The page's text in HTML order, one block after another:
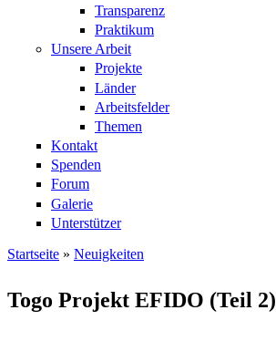
Transparenz
Praktikum
Unsere Arbeit
Projekte
Länder
Arbeitsfelder
Themen
Kontakt
Spenden
Forum
Galerie
Unterstützer
Startseite » Neuigkeiten
Togo Projekt EFIDO (Teil 2)